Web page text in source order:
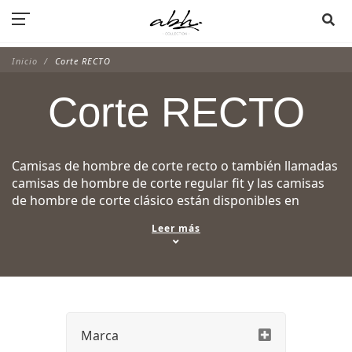
Inicio Corte RECTO
Corte RECTO
Camisas de hombre de corte recto o también llamadas
camisas de hombre de corte regular fit y las camisas
de hombre de corte clásico están disponibles en
El corte recto es ideal para los hombres a quienes les
hecha para usted.
Leer más
Marca